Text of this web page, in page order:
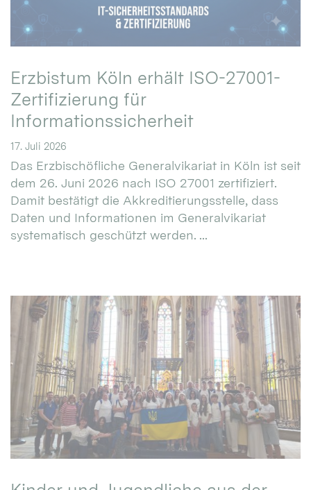
Erzbistum Köln erhält ISO-27001-
Zertifizierung für
Informationssicherheit
17. Juli 2026
Das Erzbischöfliche Generalvikariat in Köln ist seit
dem 26. Juni 2026 nach ISO 27001 zertifiziert.
Damit bestätigt die Akkreditierungsstelle, dass
Daten und Informationen im Generalvikariat
systematisch geschützt werden. ...